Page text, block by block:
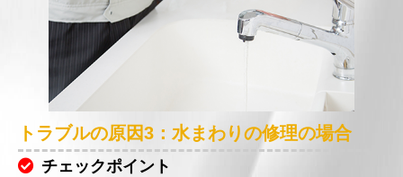
トラブルの原因3：水まわりの修理の場合
チェックポイント